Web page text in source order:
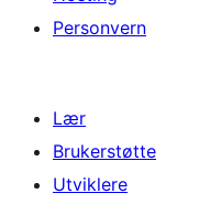
Personvern
Lær
Brukerstøtte
Utviklere